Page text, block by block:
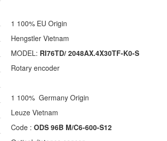
1 100% EU Origin
Hengstler Vietnam
MODEL: RI76TD/ 2048AX.4X30TF-K0-S
Rotary encoder
1 100% Germany Origin
Leuze Vietnam
Code : ODS 96B M/C6-600-S12